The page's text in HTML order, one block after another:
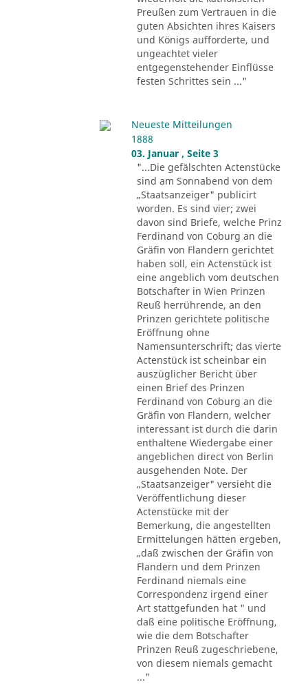
Preußen zum Vertrauen in die
guten Absichten ihres Kaisers
und Königs aufforderte, und
ungeachtet vieler
entgegenstehender Einflüsse
festen Schrittes sein ..."
Neueste Mitteilungen
1888
03. Januar , Seite 3
"...Die gefälschten Actenstücke
sind am Sonnabend von dem
„Staatsanzeiger" publicirt
worden. Es sind vier; zwei
davon sind Briefe, welche Prinz
Ferdinand von Coburg an die
Gräfin von Flandern gerichtet
haben soll, ein Actenstück ist
eine angeblich vom deutschen
Botschafter in Wien Prinzen
Reuß herrührende, an den
Prinzen gerichtete politische
Eröffnung ohne
Namensunterschrift; das vierte
Actenstück ist scheinbar ein
auszüglicher Bericht über
einen Brief des Prinzen
Ferdinand von Coburg an die
Gräfin von Flandern, welcher
interessant ist durch die darin
enthaltene Wiedergabe einer
angeblichen direct von Berlin
ausgehenden Note. Der
„Staatsanzeiger" versieht die
Veröffentlichung dieser
Actenstücke mit der
Bemerkung, die angestellten
Ermittelungen hätten ergeben,
„daß zwischen der Gräfin von
Flandern und dem Prinzen
Ferdinand niemals eine
Correspondenz irgend einer
Art stattgefunden hat " und
daß eine politische Eröffnung,
wie die dem Botschafter
Prinzen Reuß zugeschriebene,
von diesem niemals gemacht
..."